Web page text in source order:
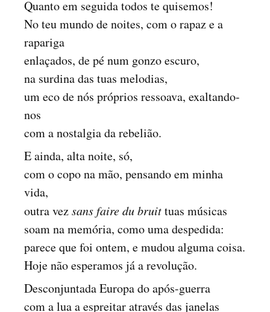
Quanto em seguida todos te quisemos!
No teu mundo de noites, com o rapaz e a
rapariga
enlaçados, de pé num gonzo escuro,
na surdina das tuas melodias,
um eco de nós próprios ressoava, exaltando-
nos
com a nostalgia da rebelião.
E ainda, alta noite, só,
com o copo na mão, pensando em minha
vida,
outra vezsans faire du bruittuas músicas
soam na memória, como uma despedida:
parece que foi ontem, e mudou alguma coisa.
Hoje não esperamos já a revolução.
Desconjuntada Europa do após-guerra
com a lua a espreitar através das janelas